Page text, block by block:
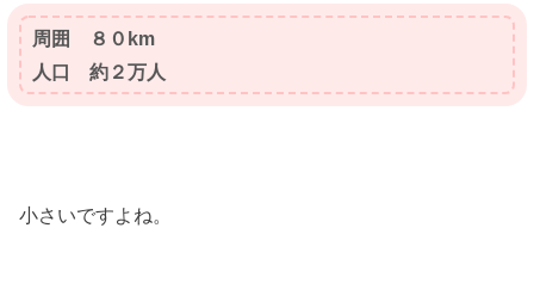
周囲 ８０km
人口 約２万人
小さいですよね。